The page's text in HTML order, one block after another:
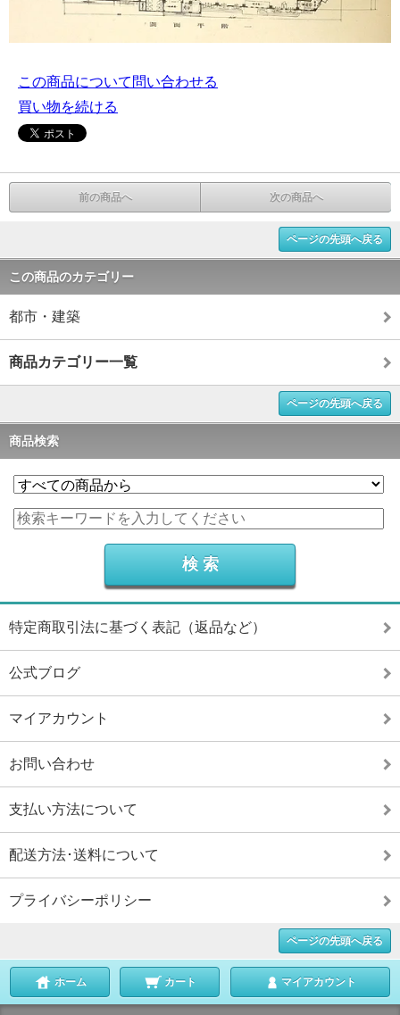
この商品について問い合わせる
買い物を続ける
前の商品へ 次の商品へ
ページの先頭へ戻る
この商品のカテゴリー
都市・建築
商品カテゴリー一覧
ページの先頭へ戻る
商品検索
特定商取引法に基づく表記（返品など）
公式ブログ
マイアカウント
お問い合わせ
支払い方法について
配送方法･送料について
プライバシーポリシー
ページの先頭へ戻る
ホーム カート マイアカウント